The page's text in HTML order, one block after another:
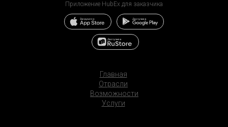
Главная
Отрасли
Возможности
Услуги
Приложение HubEx для заказчика